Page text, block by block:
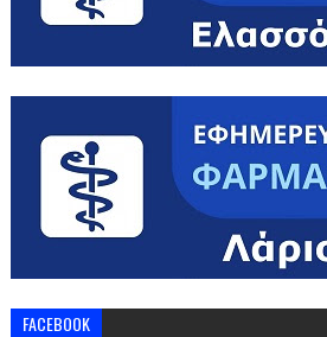
FACEBOOK